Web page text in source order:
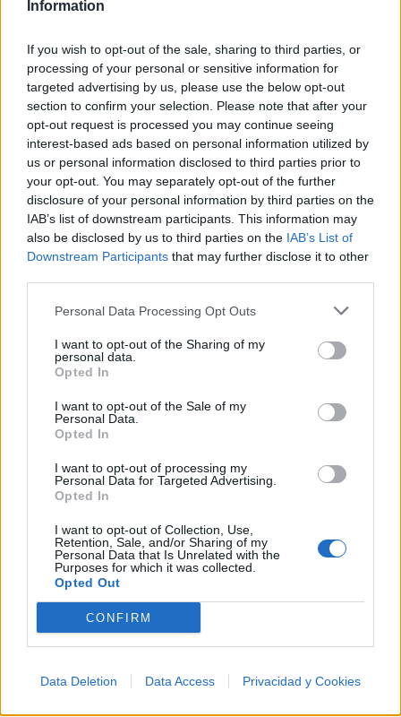
Information
If you wish to opt-out of the sale, sharing to third parties, or
processing of your personal or sensitive information for
targeted advertising by us, please use the below opt-out
section to confirm your selection. Please note that after your
opt-out request is processed you may continue seeing
interest-based ads based on personal information utilized by
us or personal information disclosed to third parties prior to
your opt-out. You may separately opt-out of the further
disclosure of your personal information by third parties on the
IAB’s list of downstream participants. This information may
also be disclosed by us to third parties on the IAB’s List of
Downstream Participants that may further disclose it to other
Personal Data Processing Opt Outs
I want to opt-out of the Sharing of my
personal data.
Opted In
I want to opt-out of the Sale of my
Personal Data.
Opted In
I want to opt-out of processing my
Personal Data for Targeted Advertising.
Opted In
I want to opt-out of Collection, Use,
Retention, Sale, and/or Sharing of my
Personal Data that Is Unrelated with the
Purposes for which it was collected.
Opted Out
CONFIRM
Data Deletion Data Access Privacidad y Cookies
Añadir un comentario ...
🪐🚀 Canciones para Ver las Estrellas:
Psicodelia y Space Rock 🎸✨
🌌🚀 Viaje intergaláctico: la mejor selección de
psicodelia, space rock y atmósferas cósmicas para
tus noches de astronomía. 🪐🎸 Desconecta, mira
al firmamento y siente la gravedad cero. 💾 ¡Guarda
esta colección para tu próxima noche estrellada!
Letras Top Artistas Playlists
Z #